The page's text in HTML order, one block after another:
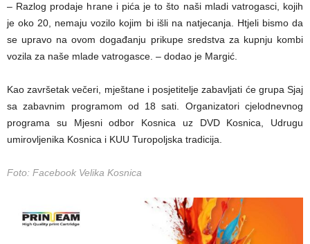
– Razlog prodaje hrane i pića je to što naši mladi vatrogasci, kojih
je oko 20, nemaju vozilo kojim bi išli na natjecanja. Htjeli bismo da
se upravo na ovom događanju prikupe sredstva za kupnju kombi
vozila za naše mlade vatrogasce. – dodao je Margić.
Kao završetak večeri, mještane i posjetitelje zabavljati će grupa Sjaj
sa zabavnim programom od 18 sati. Organizatori cjelodnevnog
programa su Mjesni odbor Kosnica uz DVD Kosnica, Udrugu
umirovljenika Kosnica i KUU Turopoljska tradicija.
Foto: Facebook Velika Kosnica